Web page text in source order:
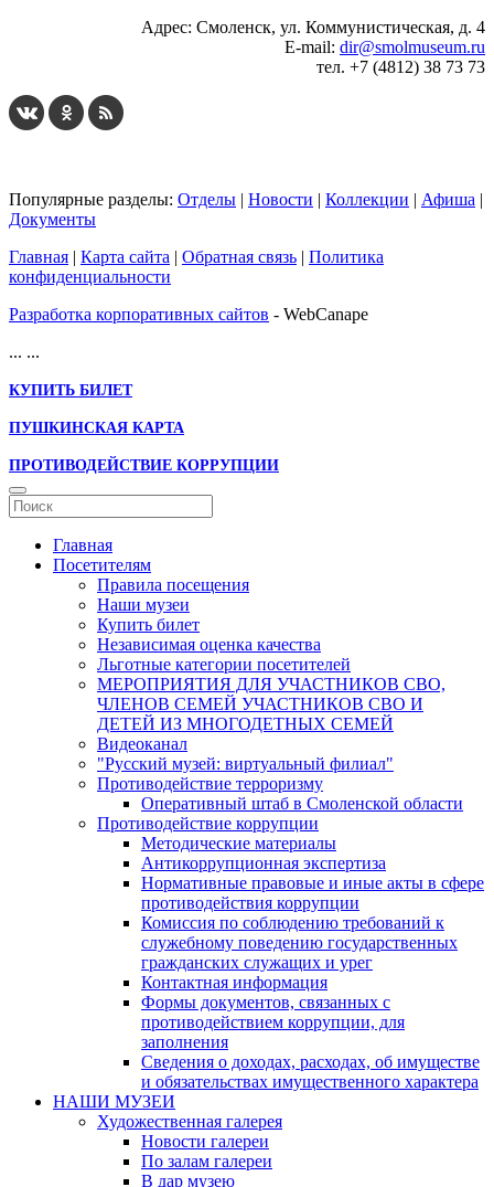
Адрес: Смоленск, ул. Коммунистическая, д. 4
E-mail: dir@smolmuseum.ru
тел. +7 (4812) 38 73 73
Популярные разделы: Отделы | Новости | Коллекции | Афиша |
Документы
Главная | Карта сайта | Обратная связь | Политика
конфиденциальности
Разработка корпоративных сайтов - WebCanape
... ...
КУПИТЬ БИЛЕТ
ПУШКИНСКАЯ КАРТА
ПРОТИВОДЕЙСТВИЕ КОРРУПЦИИ
Главная
Посетителям
Правила посещения
Наши музеи
Купить билет
Независимая оценка качества
Льготные категории посетителей
МЕРОПРИЯТИЯ ДЛЯ УЧАСТНИКОВ СВО,
ЧЛЕНОВ СЕМЕЙ УЧАСТНИКОВ СВО И
ДЕТЕЙ ИЗ МНОГОДЕТНЫХ СЕМЕЙ
Видеоканал
"Русский музей: виртуальный филиал"
Противодействие терроризму
Оперативный штаб в Смоленской области
Противодействие коррупции
Методические материалы
Антикоррупционная экспертиза
Нормативные правовые и иные акты в сфере
противодействия коррупции
Комиссия по соблюдению требований к
служебному поведению государственных
гражданских служащих и урег
Контактная информация
Формы документов, связанных с
противодействием коррупции, для
заполнения
Сведения о доходах, расходах, об имуществе
и обязательствах имущественного характера
НАШИ МУЗЕИ
Художественная галерея
Новости галереи
По залам галереи
В дар музею